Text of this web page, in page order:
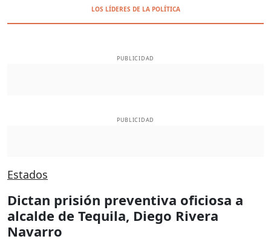
LOS LÍDERES DE LA POLÍTICA
PUBLICIDAD
PUBLICIDAD
Estados
Dictan prisión preventiva oficiosa a
alcalde de Tequila, Diego Rivera
Navarro